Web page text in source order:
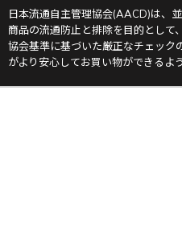
日本流通自主管理協会(AACD)は、
商品の流通防止と排除を目的として
協会基準に基づいた厳正なチェック
がより安心してお買い物ができるよ